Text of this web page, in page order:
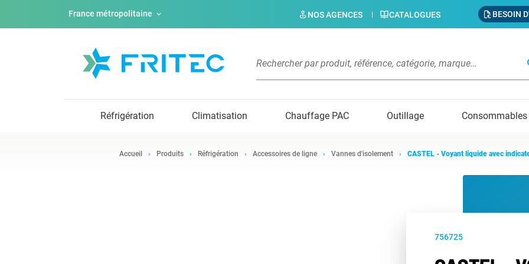
France métropolitaine NOS AGENCES CATALOGUES BESOIN
Réfrigération Climatisation Chauffage PAC Outillage Consommables
Accueil Produits Réfrigération Accessoires de ligne Vannes d'isolement CASTEL - Voyant liquide avec
756725